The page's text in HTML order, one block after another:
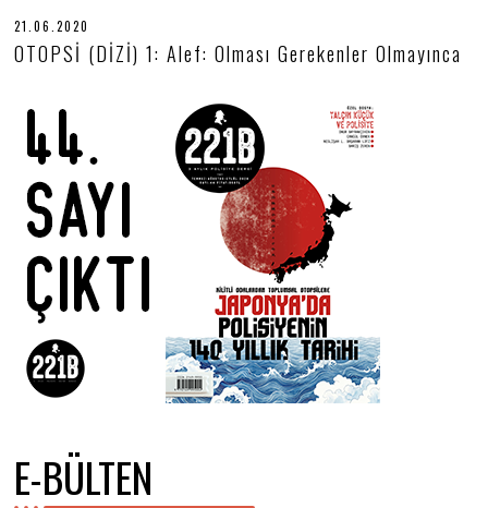
21.06.2020
5
.
2
OTOPSİ (DİZİ) 1: Alef: Olması Gerekenler Olmayınca
E-BÜLTEN